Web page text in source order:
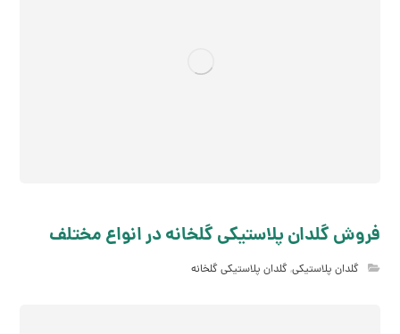
فروش گلدان پلاستیکی گلخانه در انواع مختلف
گلدان پلاستیکی,گلدان پلاستیکی گلخانه